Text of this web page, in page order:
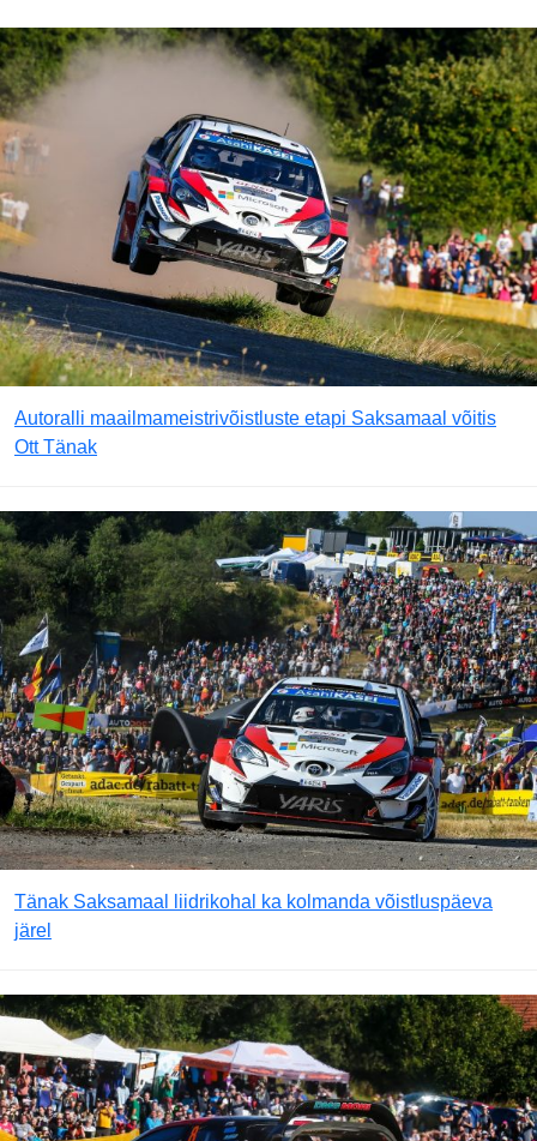
Autoralli maailmameistrivõistluste etapi Saksamaal võitis
Ott Tänak
Tänak Saksamaal liidrikohal ka kolmanda võistluspäeva
järel